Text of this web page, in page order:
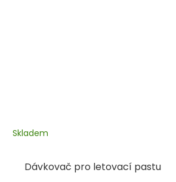
Dávkovač pro letovací pastu
Skladem